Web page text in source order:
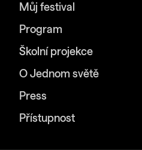
Můj festival
Program
Školní projekce
O Jednom světě
Press
Přístupnost